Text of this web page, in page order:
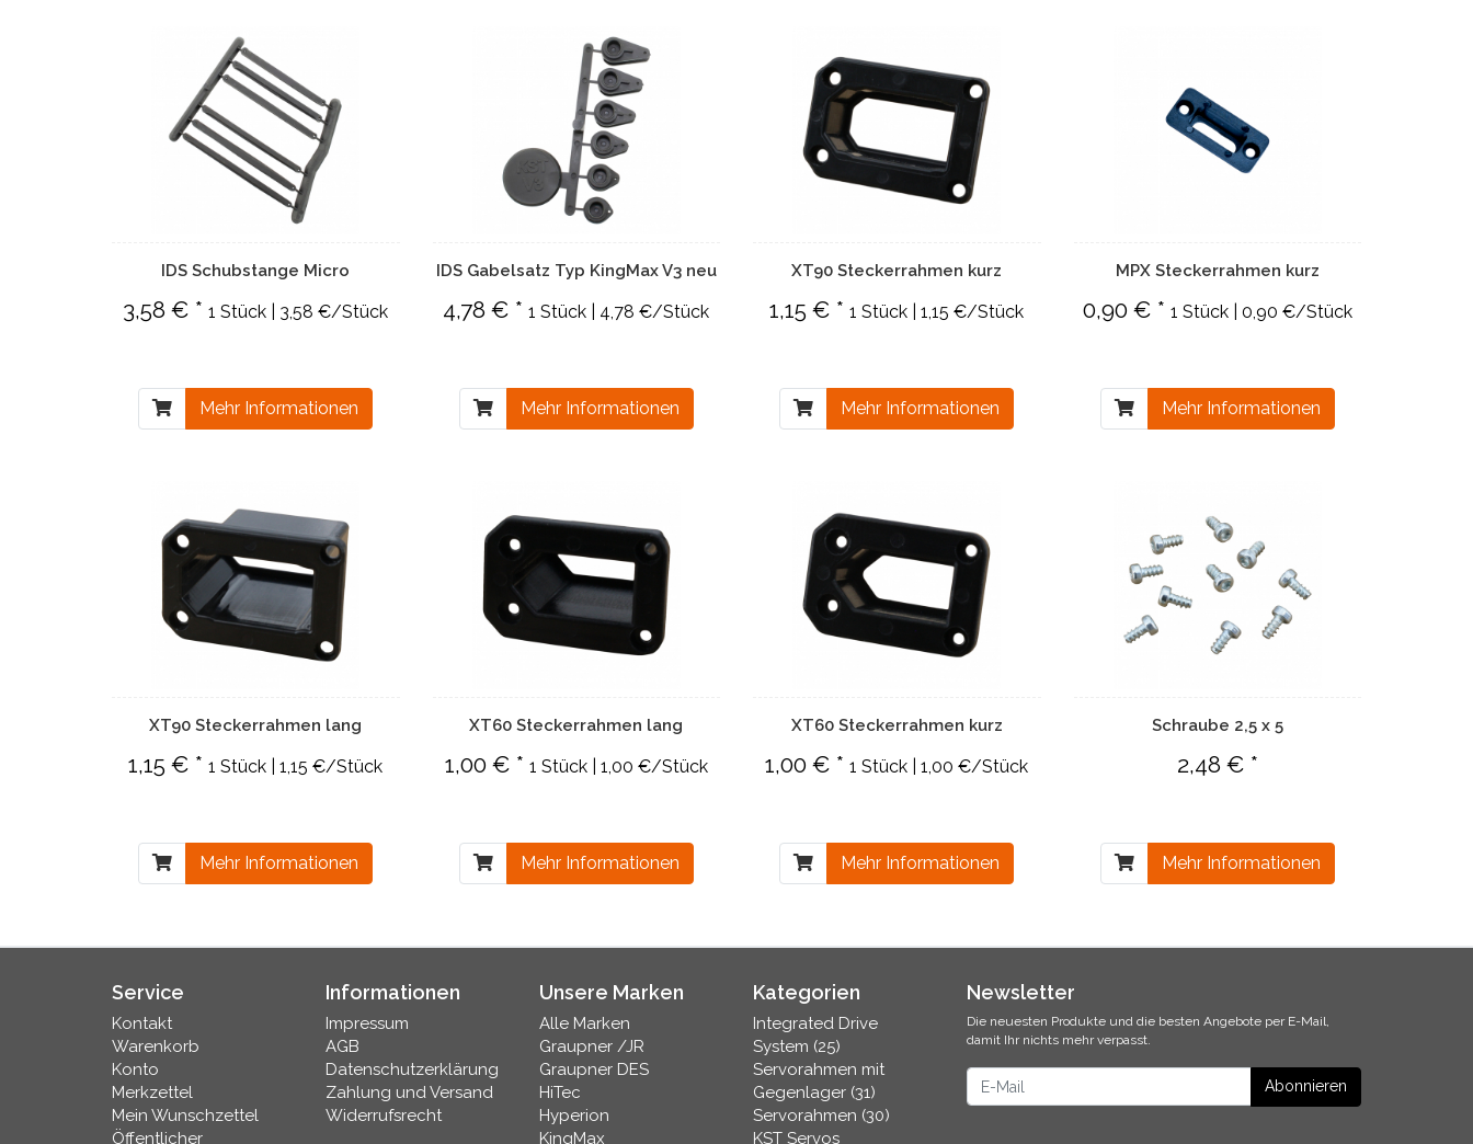
IDS Schubstange Micro
3,58 € *1 Stück | 3,58 €/Stück
Mehr Informationen
IDS Gabelsatz Typ KingMax V3 neu
4,78 € *1 Stück | 4,78 €/Stück
Mehr Informationen
XT90 Steckerrahmen kurz
1,15 € *1 Stück | 1,15 €/Stück
Mehr Informationen
MPX Steckerrahmen kurz
0,90 € * 1 Stück | 0,90 €/Stück
Mehr Informationen
XT90 Steckerrahmen lang
1,15 € *1 Stück | 1,15 €/Stück
Mehr Informationen
XT60 Steckerrahmen lang
1,00 € * 1 Stück | 1,00 €/Stück
Mehr Informationen
XT60 Steckerrahmen kurz
1,00 € *1 Stück | 1,00 €/Stück
Mehr Informationen
Schraube 2,5 x 5
2,48 € *
Mehr Informationen
Service
Kontakt
Warenkorb
Konto
Merkzettel
Mein Wunschzettel
Öffentlicher
Informationen
Impressum
AGB
Datenschutzerklärung
Zahlung und Versand
Widerrufsrecht
Unsere Marken
Alle Marken
Graupner /JR
Graupner DES
HiTec
Hyperion
KingMax
Kategorien
Integrated Drive
System (25)
Servorahmen mit
Gegenlager (31)
Servorahmen (30)
KST Servos
Newsletter
Die neuesten Produkte und die besten Angebote per E-Mail,
damit Ihr nichts mehr verpasst.
Newsletter Abonnieren